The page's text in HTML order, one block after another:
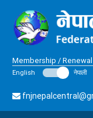
Membership / Renewal
English नेपाली